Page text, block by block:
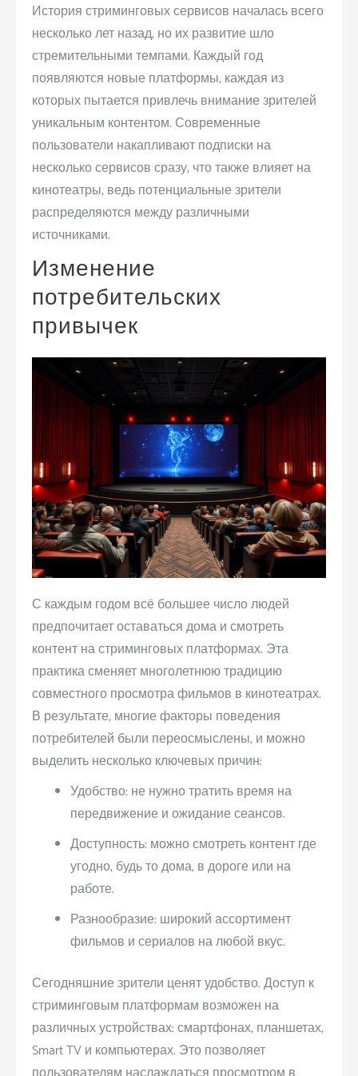
История стриминговых сервисов началась всего
несколько лет назад, но их развитие шло
стремительными темпами. Каждый год
появляются новые платформы, каждая из
которых пытается привлечь внимание зрителей
уникальным контентом. Современные
пользователи накапливают подписки на
несколько сервисов сразу, что также влияет на
кинотеатры, ведь потенциальные зрители
распределяются между различными
источниками.
Изменение
потребительских
привычек
С каждым годом всё большее число людей
предпочитает оставаться дома и смотреть
контент на стриминговых платформах. Эта
практика сменяет многолетнюю традицию
совместного просмотра фильмов в кинотеатрах.
В результате, многие факторы поведения
потребителей были переосмыслены, и можно
выделить несколько ключевых причин:
Удобство: не нужно тратить время на
передвижение и ожидание сеансов.
Доступность: можно смотреть контент где
угодно, будь то дома, в дороге или на
работе.
Разнообразие: широкий ассортимент
фильмов и сериалов на любой вкус.
Сегодняшние зрители ценят удобство. Доступ к
стриминговым платформам возможен на
различных устройствах: смартфонах, планшетах,
Smart TV и компьютерах. Это позволяет